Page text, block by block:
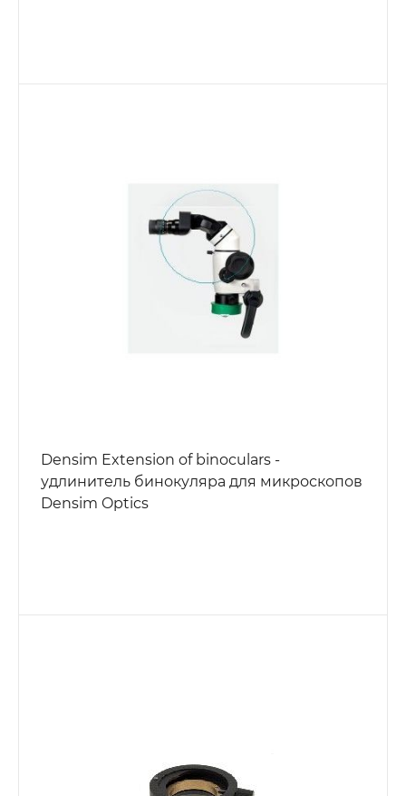
Densim Extension of binoculars -
удлинитель бинокуляра для микроскопов
Densim Optics